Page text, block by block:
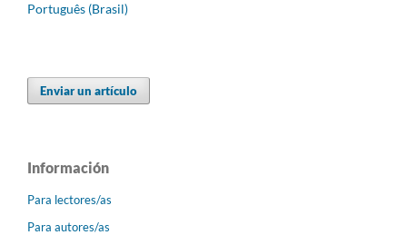
Português (Brasil)
Enviar un artículo
Información
Para lectores/as
Para autores/as